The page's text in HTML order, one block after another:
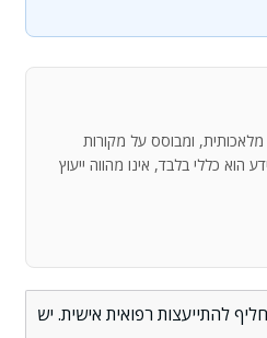
מלאכותית, ומבוסס על מקורות
הוא כללי בלבד, אינו מהווה ייעוץ
להתייעצות רפואית אישית. יש